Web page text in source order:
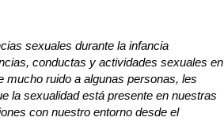
sexuales durante la infancia
conductas y actividades sexuales en
mucho ruido a algunas personas, les
la sexualidad está presente en nuestras
con nuestro entorno desde el